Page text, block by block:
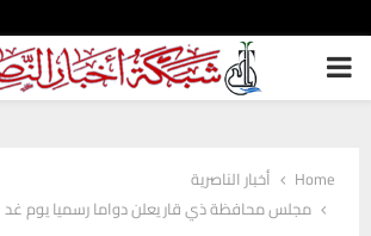
PRIMARY
Home
أخبار الناصرية
مجلس محافظة ذي قار يعلن دواما رسميا يوم غد